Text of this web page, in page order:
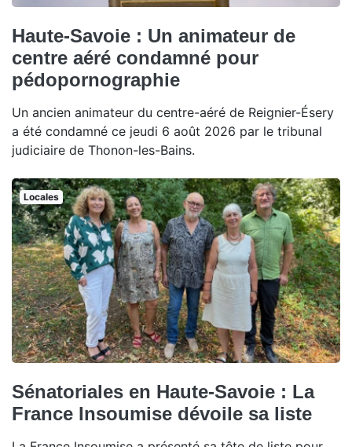
Haute-Savoie : Un animateur de
centre aéré condamné pour
pédopornographie
Un ancien animateur du centre-aéré de Reignier-Ésery
a été condamné ce jeudi 6 août 2026 par le tribunal
judiciaire de Thonon-les-Bains.
Locales
Sénatoriales en Haute-Savoie : La
France Insoumise dévoile sa liste